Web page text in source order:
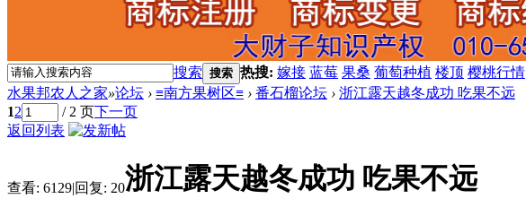
搜索 搜索 热搜: 嫁接 蓝莓 果桑 葡萄种植 楼顶 樱桃行情
水果邦农人之家»论坛 › ≡南方果树区≡ › 番石榴论坛 › 浙江露天越冬成功 吃果不远
12 / 2 页下一页
返回列表
查看: 6129|回复: 20浙江露天越冬成功 吃果不远